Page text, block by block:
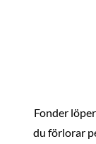
Fonder
du förlorar